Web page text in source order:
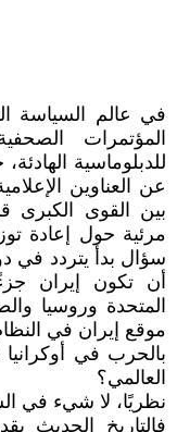
في عالم السياسة
المؤتمرات
للدبلوماسية
عن العناوين
بين القوى
مرئية حول إعادة
سؤال بدأ يتردد في
أن تكون إيران
المتحدة وروسيا
موقع إيران في
بالحرب في
العالمي؟
نظريًا، لا شيء في
فالتاريخ الحديث